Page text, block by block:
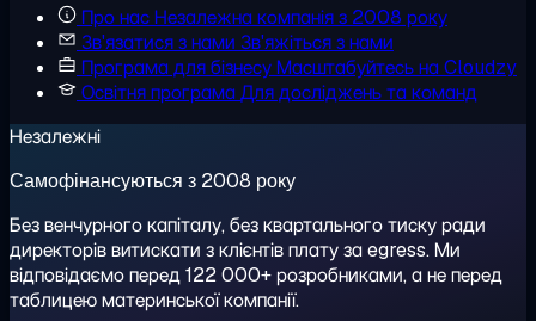
Про насНезалежна компанія з 2008 року
Зв'язатися з нами Зв'яжіться з нами
Програма для бізнесуМасштабуйтесь на Cloudzy
Освітня програмаДля досліджень та команд
Незалежні
Самофінансуються з 2008 року
Без венчурного капіталу, без квартального тиску ради
директорів витискати з клієнтів плату за egress. Ми
відповідаємо перед 122 000+ розробниками, а не перед
таблицею материнської компанії.